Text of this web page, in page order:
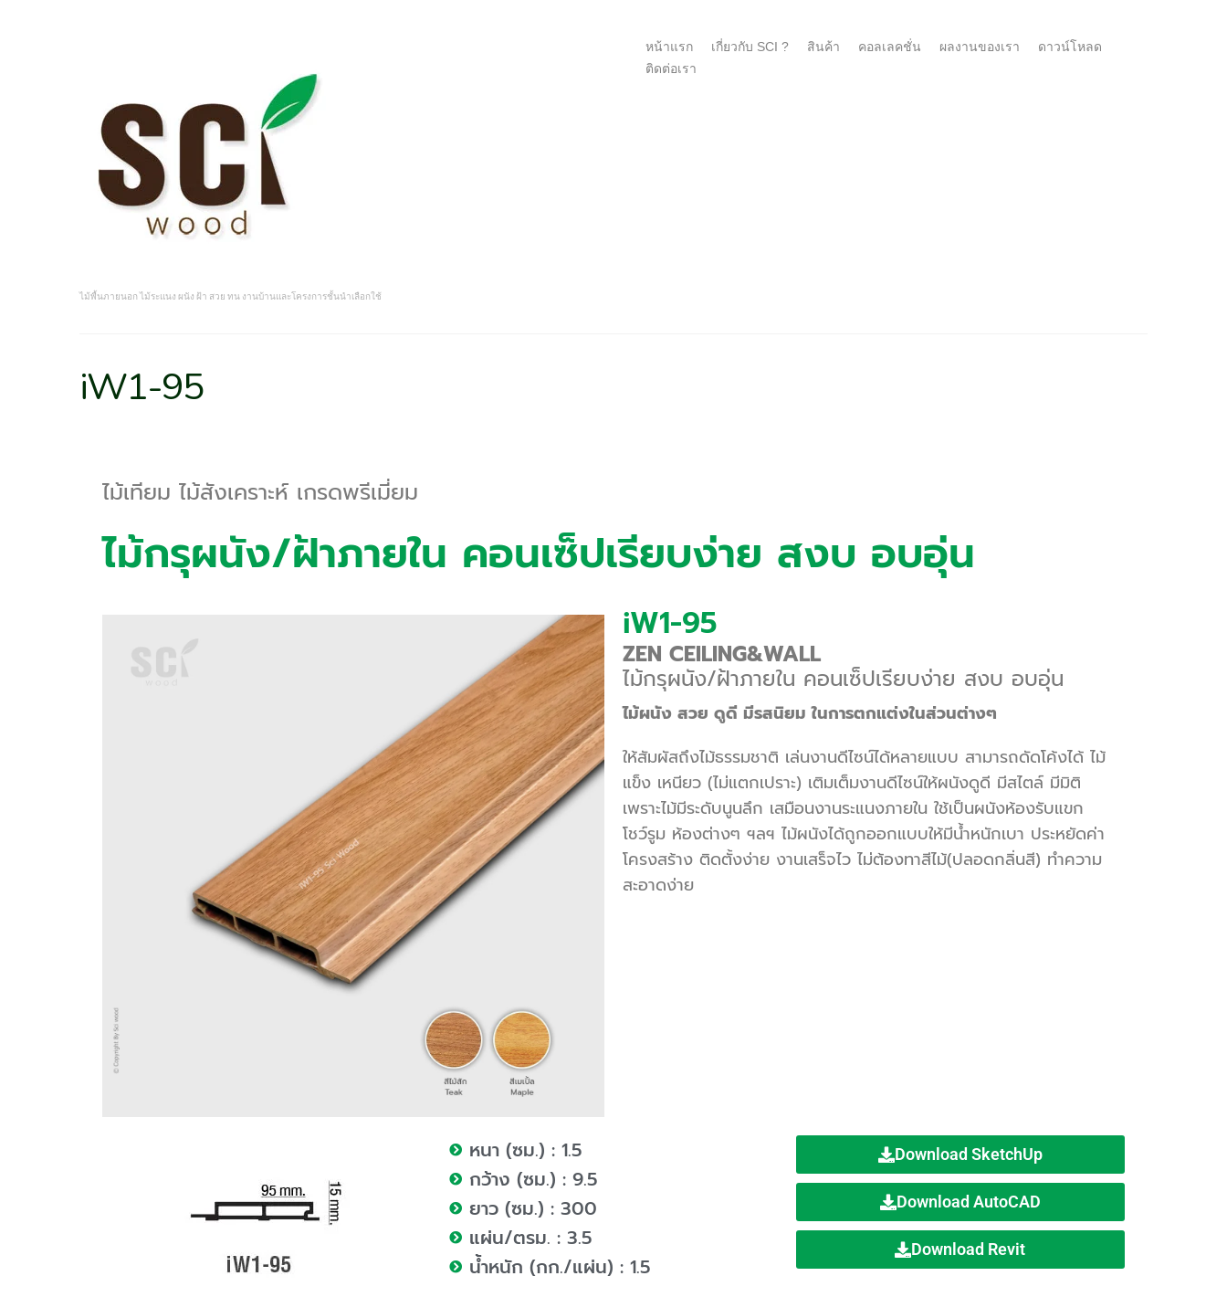
ไม้พื้นภายนอก ไม้ระแนง ผนัง ฝ้า สวย ทน งานบ้านและโครงการชั้นนำเลือกใช้
หน้าแรก เกี่ยวกับ SCI ? สินค้า คอลเลคชั่น ผลงานของเรา
ดาวน์โหลด
ติดต่อเรา
iW1-95
ไม้เทียม ไม้สังเคราะห์ เกรดพรีเมี่ยม
ไม้กรุผนัง/ฝ้าภายใน คอนเซ็ปเรียบง่าย สงบ อบอุ่น
iW1-95
ZEN CEILING&WALL
ไม้กรุผนัง/ฝ้าภายใน คอนเซ็ปเรียบง่าย สงบ อบอุ่น
ไม้ผนัง สวย ดูดี มีรสนิยม ในการตกแต่งในส่วนต่างๆ
ให้สัมผัสถึงไม้ธรรมชาติ เล่นงานดีไซน์ได้หลายแบบ สามารถดัดโค้งได้ ไม้
แข็ง เหนียว (ไม่แตกเปราะ) เติมเต็มงานดีไซน์ให้ผนังดูดี มีสไตล์ มีมิติ
เพราะไม้มีระดับนูนลึก เสมือนงานระแนงภายใน ใช้เป็นผนังห้องรับแขก
โชว์รูม ห้องต่างๆ ฯลฯ ไม้ผนังได้ถูกออกแบบให้มีน้ำหนักเบา ประหยัดค่า
โครงสร้าง ติดตั้งง่าย งานเสร็จไว ไม่ต้องทาสีไม้(ปลอดกลิ่นสี) ทำความ
สะอาดง่าย
หนา (ซม.) : 1.5
กว้าง (ซม.) : 9.5
ยาว (ซม.) : 300
แผ่น/ตรม. : 3.5
น้ำหนัก (กก./แผ่น) : 1.5
Download SketchUp
Download AutoCAD
Download Revit